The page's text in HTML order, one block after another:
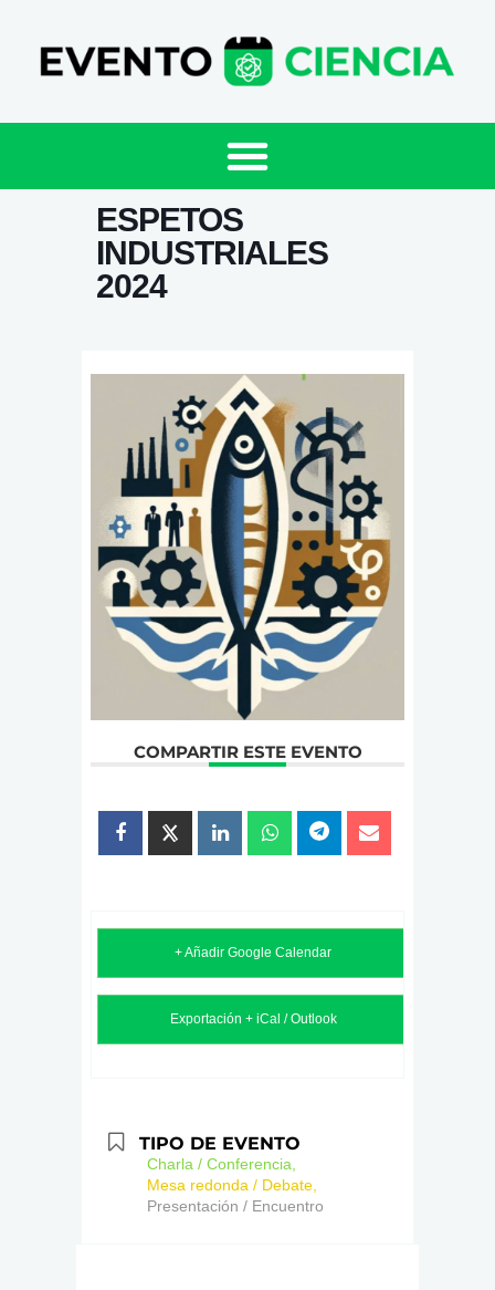
ESPETOS
INDUSTRIALES
2024
COMPARTIR ESTE EVENTO
+ Añadir Google Calendar
Exportación + iCal / Outlook
TIPO DE EVENTO
Charla / Conferencia,
Mesa redonda / Debate,
Presentación / Encuentro